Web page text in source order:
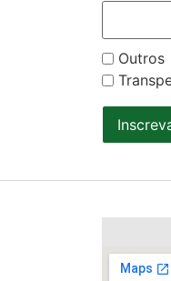
Outros